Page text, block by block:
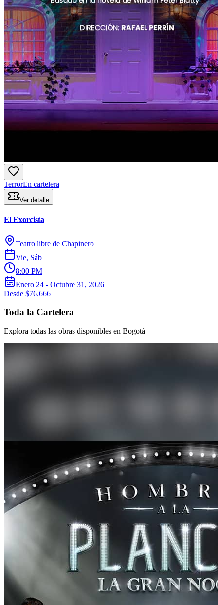
TerrorEn cartelera
Ver detalle
El Exorcista
Teatro libre de Chapinero
Vie, Sáb
8:00 PM
Enero 24 - Octubre 31, 2026
Desde $76.666
Toda la Cartelera
Explora todas las obras disponibles en Bogotá